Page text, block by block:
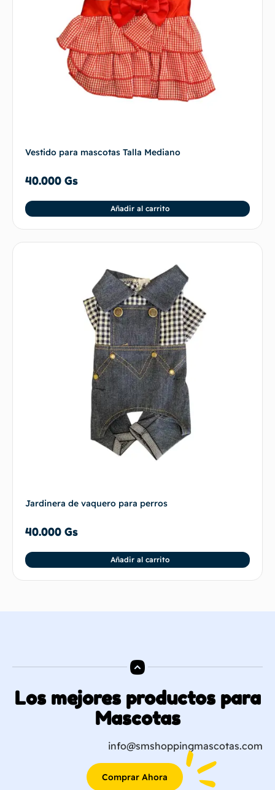
Vestido para mascotas Talla Mediano
40.000 Gs
Añadir al carrito
Jardinera de vaquero para perros
40.000 Gs
Añadir al carrito
Los mejores productos para
Mascotas
info@smshoppingmascotas.com
Comprar Ahora